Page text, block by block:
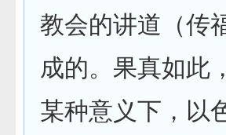
教会的讲道（传
成的。果真如此
某种意义下，以